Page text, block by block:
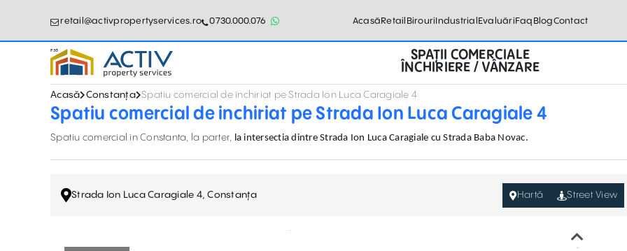
retail@activpropertyservices.ro 0730.000.076 AcasăRetail BirouriIndustrialEvaluăriFaq BlogContact
SPAȚII COMERCIALE
ÎNCHIRIERE / VÂNZARE
Acasă Constanța Spatiu comercial de inchiriat pe Strada Ion Luca Caragiale 4
Spatiu comercial de inchiriat pe Strada Ion Luca Caragiale 4
Spatiu comercial in Constanta, la parter, la intersectia dintre Strada Ion Luca Caragiale cu Strada Baba Novac.
Strada Ion Luca Caragiale 4, Constanța Hartă Street View